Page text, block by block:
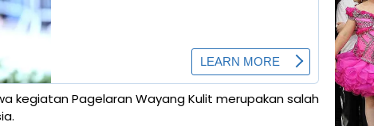
kegiatan Pagelaran Wayang Kulit merupakan salah